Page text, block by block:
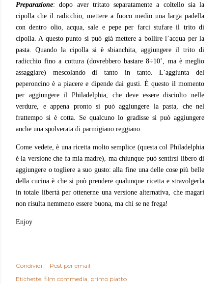
Preparazione: dopo aver tritato separatamente a coltello sia la
cipolla che il radicchio, mettere a fuoco medio una larga padella
con dentro olio, acqua, sale e pepe per farci stufare il trito di
cipolla. A questo punto si può già mettere a bollire l’acqua per la
pasta. Quando la cipolla si è sbianchita, aggiungere il trito di
radicchio fino a cottura (dovrebbero bastare 8÷10’, ma è meglio
assaggiare) mescolando di tanto in tanto. L’aggiunta del
peperoncino è a piacere e dipende dai gusti. È questo il momento
per aggiungere il Philadelphia, che deve essere disciolto nelle
verdure, e appena pronto si può aggiungere la pasta, che nel
frattempo si è cotta. Se qualcuno lo gradisse si può aggiungere
anche una spolverata di parmigiano reggiano.
Come vedete, è una ricetta molto semplice (questa col Philadelphia
è la versione che fa mia madre), ma chiunque può sentirsi libero di
aggiungere o togliere a suo gusto: alla fine una delle cose più belle
della cucina è che si può prendere qualunque ricetta e stravolgerla
in totale libertà per ottenerne una versione alternativa, che magari
non risulta nemmeno essere buona, ma chi se ne frega!
Enjoy
Condividi
Post per email
Etichette: film commedia primo piatto